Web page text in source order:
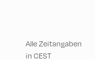
Alle Zeitangaben
in CEST